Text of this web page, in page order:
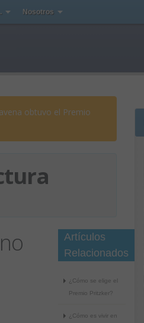
Nosotros
obtuvo el Premio
Artículos
Relacionados
¿Cómo se elige el
Premio Pritzker?
¿Cómo es vivir en